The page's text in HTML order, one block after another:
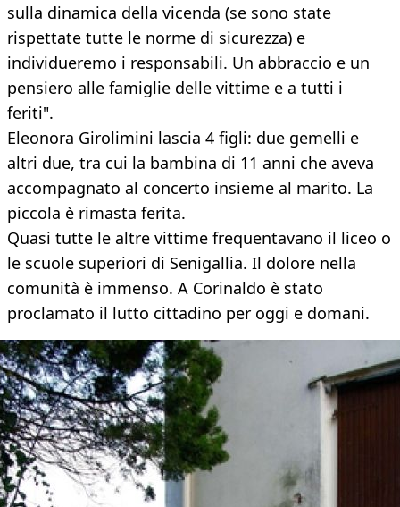
sulla dinamica della vicenda (se sono state
rispettate tutte le norme di sicurezza) e
individueremo i responsabili. Un abbraccio e un
pensiero alle famiglie delle vittime e a tutti i
feriti".
Eleonora Girolimini lascia 4 figli: due gemelli e
altri due, tra cui la bambina di 11 anni che aveva
accompagnato al concerto insieme al marito. La
piccola è rimasta ferita.
Quasi tutte le altre vittime frequentavano il liceo o
le scuole superiori di Senigallia. Il dolore nella
comunità è immenso. A Corinaldo è stato
proclamato il lutto cittadino per oggi e domani.